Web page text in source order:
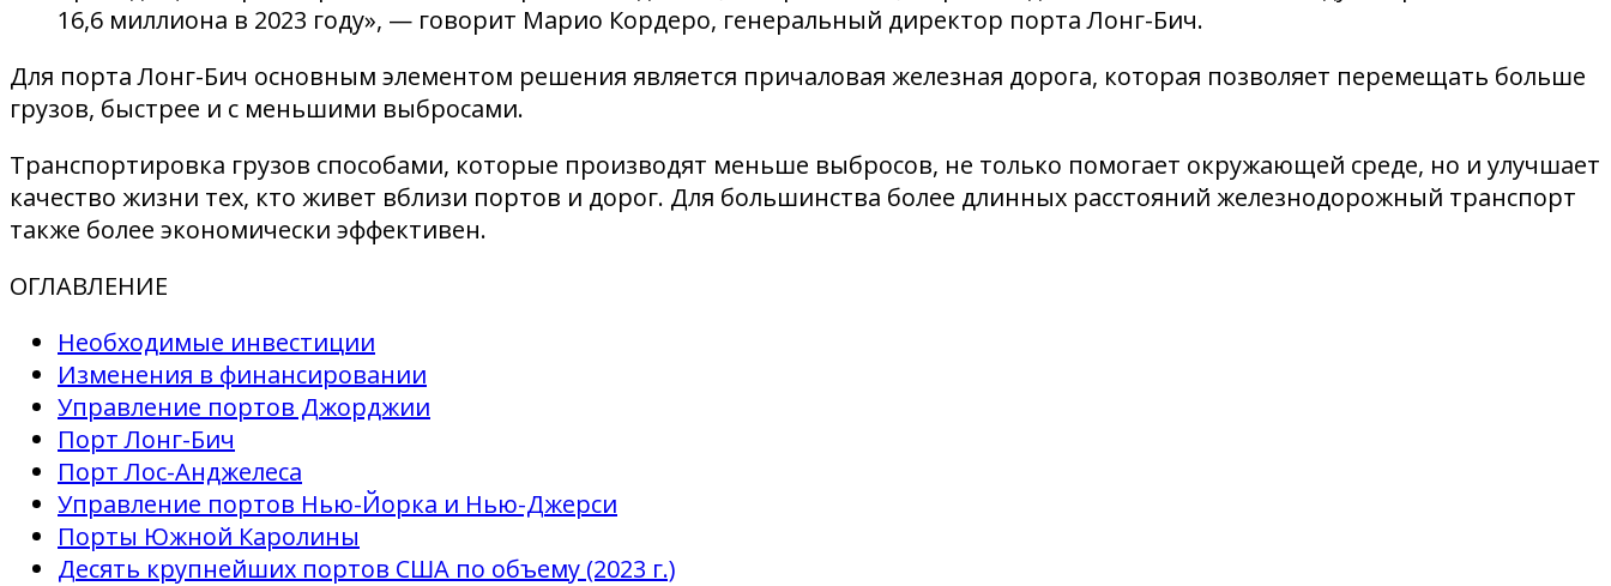
16,6 миллиона в 2023 году», — говорит Марио Кордеро, генеральный директор порта Лонг-Бич.
Для порта Лонг-Бич основным элементом решения является причаловая железная дорога, которая позволяет перемещать больше
грузов, быстрее и с меньшими выбросами.
Транспортировка грузов способами, которые производят меньше выбросов, не только помогает окружающей среде, но и улучшает
качество жизни тех, кто живет вблизи портов и дорог. Для большинства более длинных расстояний железнодорожный транспорт
также более экономически эффективен.
ОГЛАВЛЕНИЕ
Необходимые инвестиции
Изменения в финансировании
Управление портов Джорджии
Порт Лонг-Бич
Порт Лос-Анджелеса
Управление портов Нью-Йорка и Нью-Джерси
Порты Южной Каролины
Десять крупнейших портов США по объему (2023 г.)